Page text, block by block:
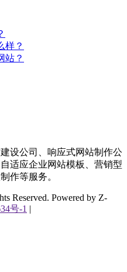
样？
站？
设公司、响应式网站制作公
适应企业网站模板、营销型
作等服务。
Reserved. Powered by Z-
号-1 |